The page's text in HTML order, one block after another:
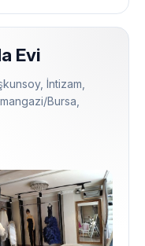
Evi
İntizam,
Bursa,